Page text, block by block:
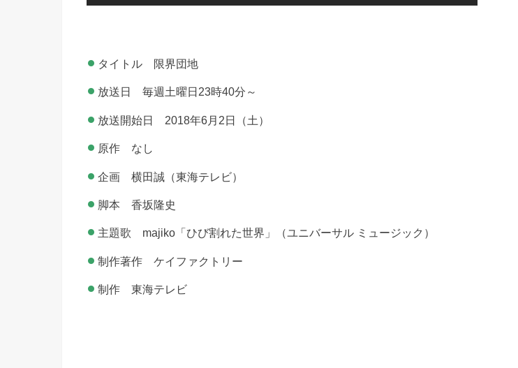
タイトル 限界団地
放送日 毎週土曜日23時40分～
放送開始日 2018年6月2日（土）
原作 なし
企画 横田誠（東海テレビ）
脚本 香坂隆史
主題歌 majiko「ひび割れた世界」（ユニバーサル ミュージック）
制作著作 ケイファクトリー
制作 東海テレビ